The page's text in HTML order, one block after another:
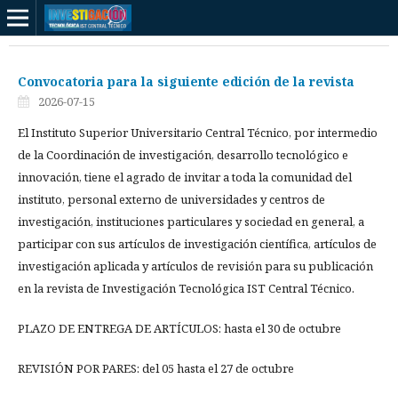
Convocatoria para la siguiente edición de la revista
2026-07-15
El Instituto Superior Universitario Central Técnico, por intermedio
de la Coordinación de investigación, desarrollo tecnológico e
innovación, tiene el agrado de invitar a toda la comunidad del
instituto, personal externo de universidades y centros de
investigación, instituciones particulares y sociedad en general, a
participar con sus artículos de investigación científica, artículos de
investigación aplicada y artículos de revisión para su publicación
en la revista de Investigación Tecnológica IST Central Técnico.
PLAZO DE ENTREGA DE ARTÍCULOS: hasta el 30 de octubre
REVISIÓN POR PARES: del 05 hasta el 27 de octubre